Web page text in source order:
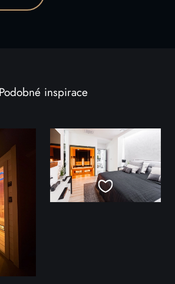
Podobné inspirace